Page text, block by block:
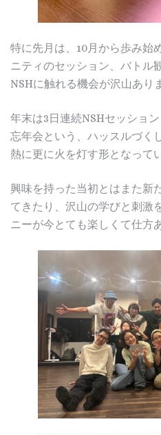
特に先月は、10月から歩み始
ニティのセッション、バトル
NSHに触れる機会が沢山あり
年末は3日連続NSHセッショ
忘年会という、ハッスルづく
熱に更に火を灯す形となって
興味を持った当初とはまた新
てきたり、沢山の学びと刺激
ニーが今とても楽しくて仕方